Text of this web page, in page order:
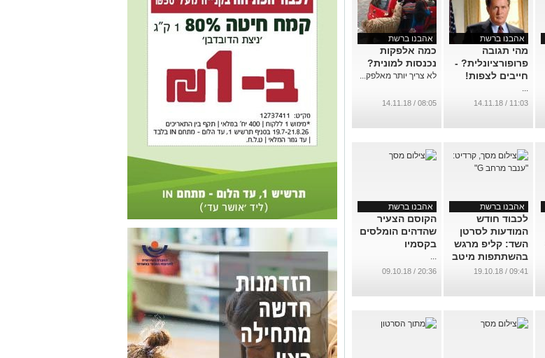
אהבנו ברשת
מהי תגובה
פרופורציונלית? -
חייבים לצפות!
...
11:03 / 14.11.18
אהבנו ברשת
כמה אלפקות
נכנסות למונית?
לא צריך יותר מאלפק...
08:05 / 14.11.18
אהבנו ברשת
לכבוד חודש
המודעות לסרטן
השד: קליפ מרגש
בהשתתפות מיטב
הזמרות בארץ
09:41 / 19.10.18
אהבנו ברשת
הקוסם הצעיר
שהדהים הומלסים
בקסמיו
...
20:36 / 09.10.18